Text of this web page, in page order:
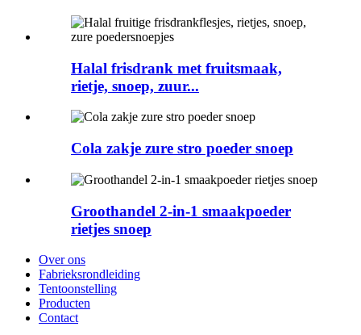
Halal frisdrank met fruitsmaak,
rietje, snoep, zuur...
Cola zakje zure stro poeder snoep
Groothandel 2-in-1 smaakpoeder
rietjes snoep
Over ons
Fabrieksrondleiding
Tentoonstelling
Producten
Contact